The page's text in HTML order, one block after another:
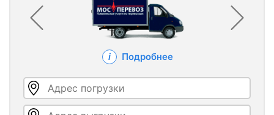
Подробнее
Адрес погрузки
Адрес выгрузки